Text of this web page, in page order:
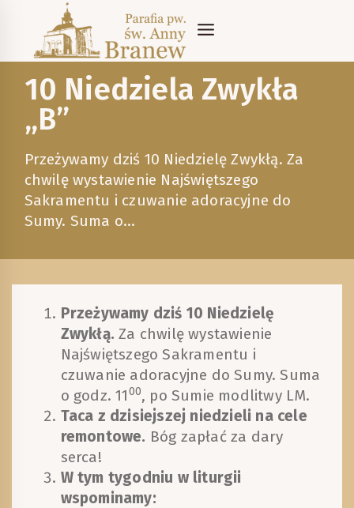
content
10 Niedziela Zwykła
„B”
Przeżywamy dziś 10 Niedzielę Zwykłą. Za
chwilę wystawienie Najświętszego
Sakramentu i czuwanie adoracyjne do
Sumy. Suma o…
Przeżywamy dziś 10 Niedzielę
Zwykłą.Za chwilę wystawienie
Najświętszego Sakramentu i
czuwanie adoracyjne do Sumy. Suma
o godz. 1100, po Sumie modlitwy LM.
Taca z dzisiejszej niedzieli na cele
remontowe. Bóg zapłać za dary
serca!
W tym tygodniu w liturgii
wspominamy: